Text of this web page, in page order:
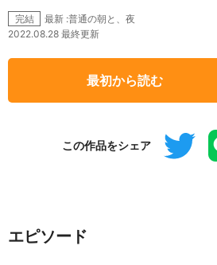
完結
最新 :普通の朝と、夜
2022.08.28 最終更新
最初から読む
この作品をシェア
エピソード